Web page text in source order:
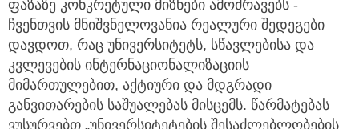
ჩვენთვის მნიშვნელოვანია რეალური შედეგები
დავდოთ, რაც უნივერსიტეტს, სწავლებისა და
კვლევების ინტერნაციონალიზაციის
მიმართულებით, აქტიური და მდგრადი
განვითარების საშუალებას მისცემს. წარმატებას
ვუსურვებთ „უნივერსიტეტების შესაძლებლობების